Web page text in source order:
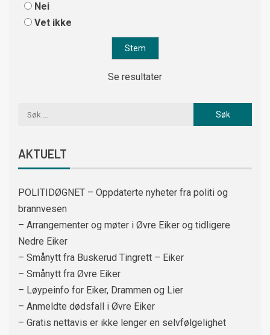
Nei
Vet ikke
Se resultater
AKTUELT
POLITIDØGNET – Oppdaterte nyheter fra politi og
brannvesen
– Arrangementer og møter i Øvre Eiker og tidligere
Nedre Eiker
– Smånytt fra Buskerud Tingrett – Eiker
– Smånytt fra Øvre Eiker
– Løypeinfo for Eiker, Drammen og Lier
– Anmeldte dødsfall i Øvre Eiker
– Gratis nettavis er ikke lenger en selvfølgelighet